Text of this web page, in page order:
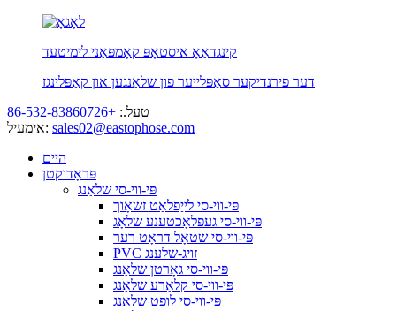
קינגדאַאָ איסטאָפּ קאָמפּאַני לימיטעד
דער פירנדיקער סאַפּלייער פון שלאַנגען און קאַפּלינגז
טעל.: +86-532-83860726
אימעיל: sales02@eastophose.com
היים
פּראָדוקטן
פּי-ווי-סי שלאַנג
פּי-ווי-סי לייַפלאַט זשאָוך
פּי-ווי-סי געפלאָכטענע שלאָג
פּי-ווי-סי שטאָל דראָט רער
PVC זויג-שלענג
פּי-ווי-סי גאָרטן שלאַנג
פּי-ווי-סי קלאָרע שלאַנג
פּי-ווי-סי לופט שלאַנג